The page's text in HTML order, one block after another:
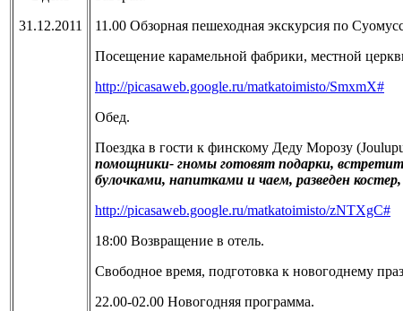
31.12.2011
11.00 Обзорная пешеходная экскурсия по
Посещение карамельной фабрики, местной
http://picasaweb.google.ru/matkatoimisto/SmxmX#
Обед.
Поездка в гости к финскому Деду Морозу (
помощники- гномы готовят подарки,
булочками, напитками и чаем, разведен
http://picasaweb.google.ru/matkatoimisto/zNTXgC#
18:00 Возвращение в отель.
Свободное время, подготовка к новогоднему
22.00-02.00 Новогодняя программа.